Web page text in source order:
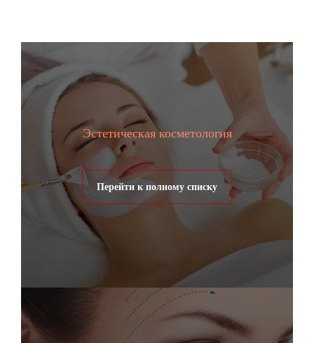
Эстетическая косметология
Перейти к полному списку